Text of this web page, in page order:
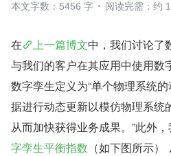
本文字数：5456 字
阅读完需：约
在 上一篇博文中，我们讨论了
与我们的客户在其应用中使用数
数字孪生定义为“单个物理系统
据进行动态更新以模仿物理系统
从而加快获得业务成果。”此外
字孪生平衡指数 （如下图所示